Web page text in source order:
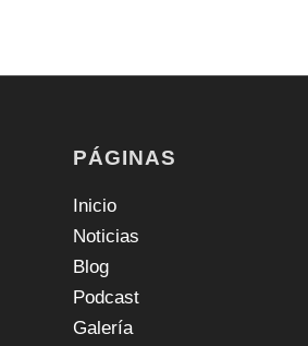
PÁGINAS
Inicio
Noticias
Blog
Podcast
Galería